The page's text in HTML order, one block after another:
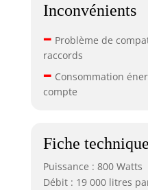
Inconvénients
– Problème de
raccords
– Consommation
compte
Fiche technique
Puissance : 800 Watts
Débit : 19 000 litres